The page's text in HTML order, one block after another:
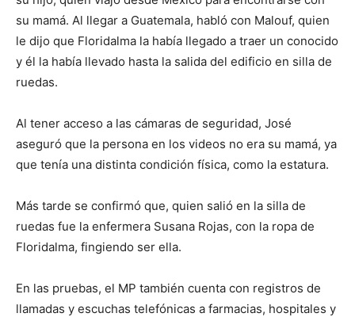
su mamá. Al llegar a Guatemala, habló con Malouf, quien
le dijo que Floridalma la había llegado a traer un conocido
y él la había llevado hasta la salida del edificio en silla de
ruedas.
Al tener acceso a las cámaras de seguridad, José
aseguró que la persona en los videos no era su mamá, ya
que tenía una distinta condición física, como la estatura.
Más tarde se confirmó que, quien salió en la silla de
ruedas fue la enfermera Susana Rojas, con la ropa de
Floridalma, fingiendo ser ella.
En las pruebas, el MP también cuenta con registros de
llamadas y escuchas telefónicas a farmacias, hospitales y